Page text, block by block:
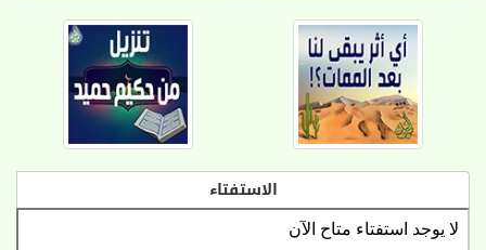
الاستفتاء